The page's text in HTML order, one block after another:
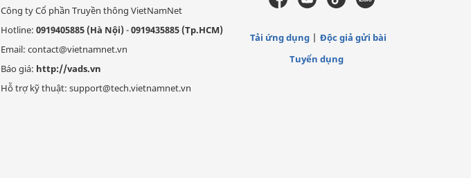
Công ty Cổ phần Truyền thông VietNamNet
Hotline: 0919405885 (Hà Nội)-0919435885 (Tp.HCM)
Email: contact@vietnamnet.vn
Báo giá: http://vads.vn
Hỗ trợ kỹ thuật: support@tech.vietnamnet.vn
Tải ứng dụng
Độc giả gửi bài
Tuyển dụng